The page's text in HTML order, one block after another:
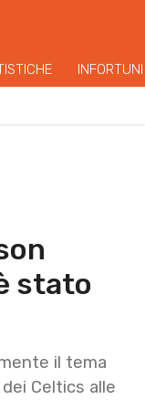
INFORTUNI
stato
il tema
Celtics alle